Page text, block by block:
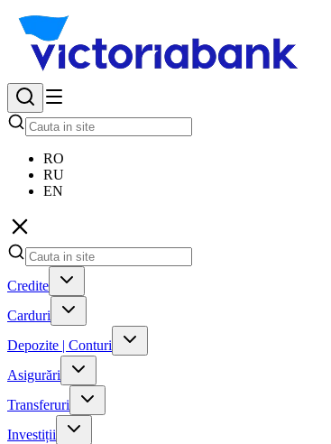
RO
RU
EN
Credite
Carduri
Depozite | Conturi
Asigurări
Transferuri
Investiții